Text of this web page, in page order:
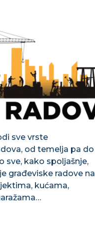
sve vrste
od temelja pa do
sve, kako spoljašnje,
građeviske radove na
kućama,